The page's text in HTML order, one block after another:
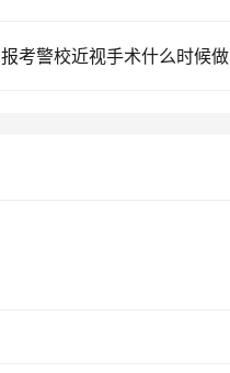
报考警校近视手术什么时候做